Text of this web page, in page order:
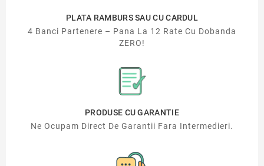
PLATA RAMBURS SAU CU CARDUL
4 Banci Partenere – Pana La 12 Rate Cu Dobanda
ZERO!
PRODUSE CU GARANTIE
Ne Ocupam Direct De Garantii Fara Intermedieri.